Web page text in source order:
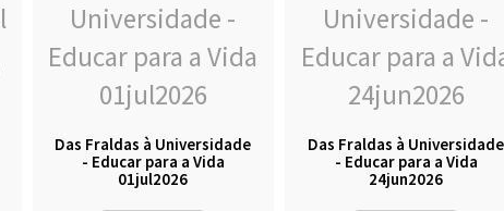
Das Fraldas à Universidade
- Educar para a Vida
01jul2026
Das Fraldas à Universidade
- Educar para a Vida
24jun2026